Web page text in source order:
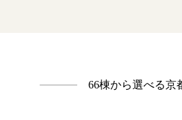
66棟から選べる京